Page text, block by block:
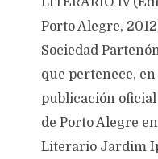
Porto Alegre,
Sociedad
que pertenece, en
publicación oficial
de Porto Alegre
Literario Jardim